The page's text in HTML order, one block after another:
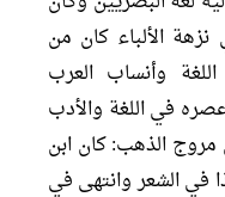
الألباء كان من
وأنساب العرب
في اللغة والأدب
مروج الذهب: كان ابن
في الشعر وانتهى في